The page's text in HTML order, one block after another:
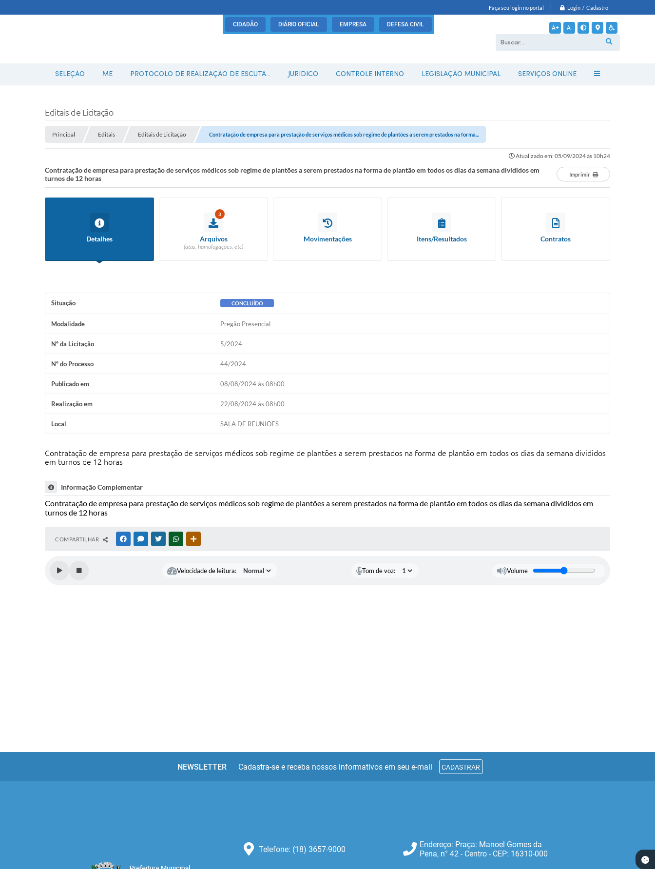
Faça seu login no portal Login / Cadastro
CIDADÃO DIÁRIO OFICIAL EMPRESA DEFESA CIVIL A+ A-
SELEÇÃO ME PROTOCOLO DE REALIZAÇÃO DE ESCUTA... JURIDICO CONTROLE INTERNO LEGISLAÇÃO MUNICIPAL SERVIÇOS ONLINE
Editais de Licitação
Principal Editais Editais de Licitação Contratação de empresa para prestação de serviços médicos sob regime de plantões a serem prestados na forma...
Atualizado em: 05/09/2024 às 10h24
Contratação de empresa para prestação de serviços médicos sob regime de plantões a serem prestados na forma de plantão em todos os dias da semana divididos em
turnos de 12 horas
Imprimir
Detalhes
3
Arquivos
(atas, homologações, etc)
Movimentações Itens/Resultados Contratos
Situação CONCLUÍDO
Modalidade Pregão Presencial
Nº da Licitação 5/2024
Nº do Processo 44/2024
Publicado em 08/08/2024 às 08h00
Realização em 22/08/2024 às 08h00
Local SALA DE REUNIÕES
Contratação de empresa para prestação de serviços médicos sob regime de plantões a serem prestados na forma de plantão em todos os dias da semana divididos
em turnos de 12 horas
Informação Complementar
Contratação de empresa para prestação de serviços médicos sob regime de plantões a serem prestados na forma de plantão em todos os dias da semana divididos em
turnos de 12 horas
COMPARTILHAR FACEBOOKMESSENGER
TWITTERWHATSAPP
Velocidade de leitura: Tom de voz: Volume
NEWSLETTER Cadastra-se e receba nossos informativos em seu e-mail CADASTRAR
Telefone: (18) 3657-9000
Endereço: Praça: Manoel Gomes da
Pena, n° 42 - Centro - CEP: 16310‐000